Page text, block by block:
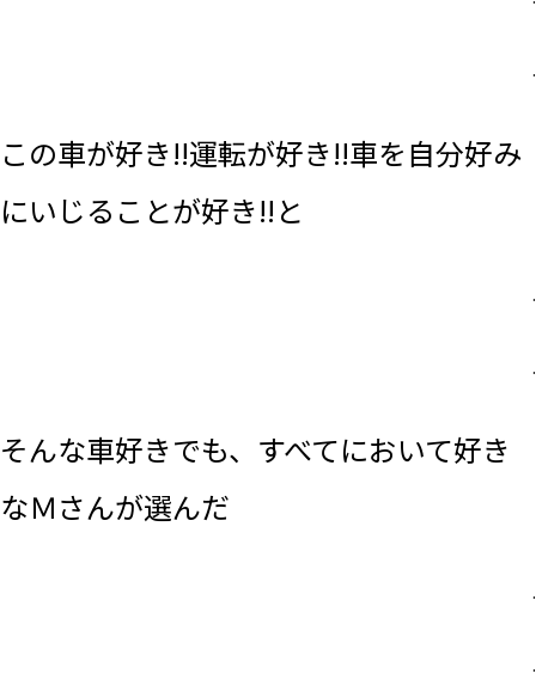
.
この車が好き!!運転が好き!!車を自分好み
にいじることが好き!!と
.
.
そんな車好きでも、すべてにおいて好き
なＭさんが選んだ
.
.